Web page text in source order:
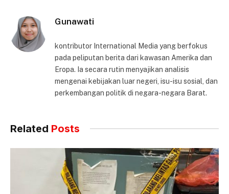
Gunawati
kontributor International Media yang berfokus
pada peliputan berita dari kawasan Amerika dan
Eropa. Ia secara rutin menyajikan analisis
mengenai kebijakan luar negeri, isu-isu sosial, dan
perkembangan politik di negara-negara Barat.
Related Posts